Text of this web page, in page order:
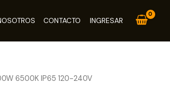
CONTACTO INGRESAR
6500K IP65 120-240V